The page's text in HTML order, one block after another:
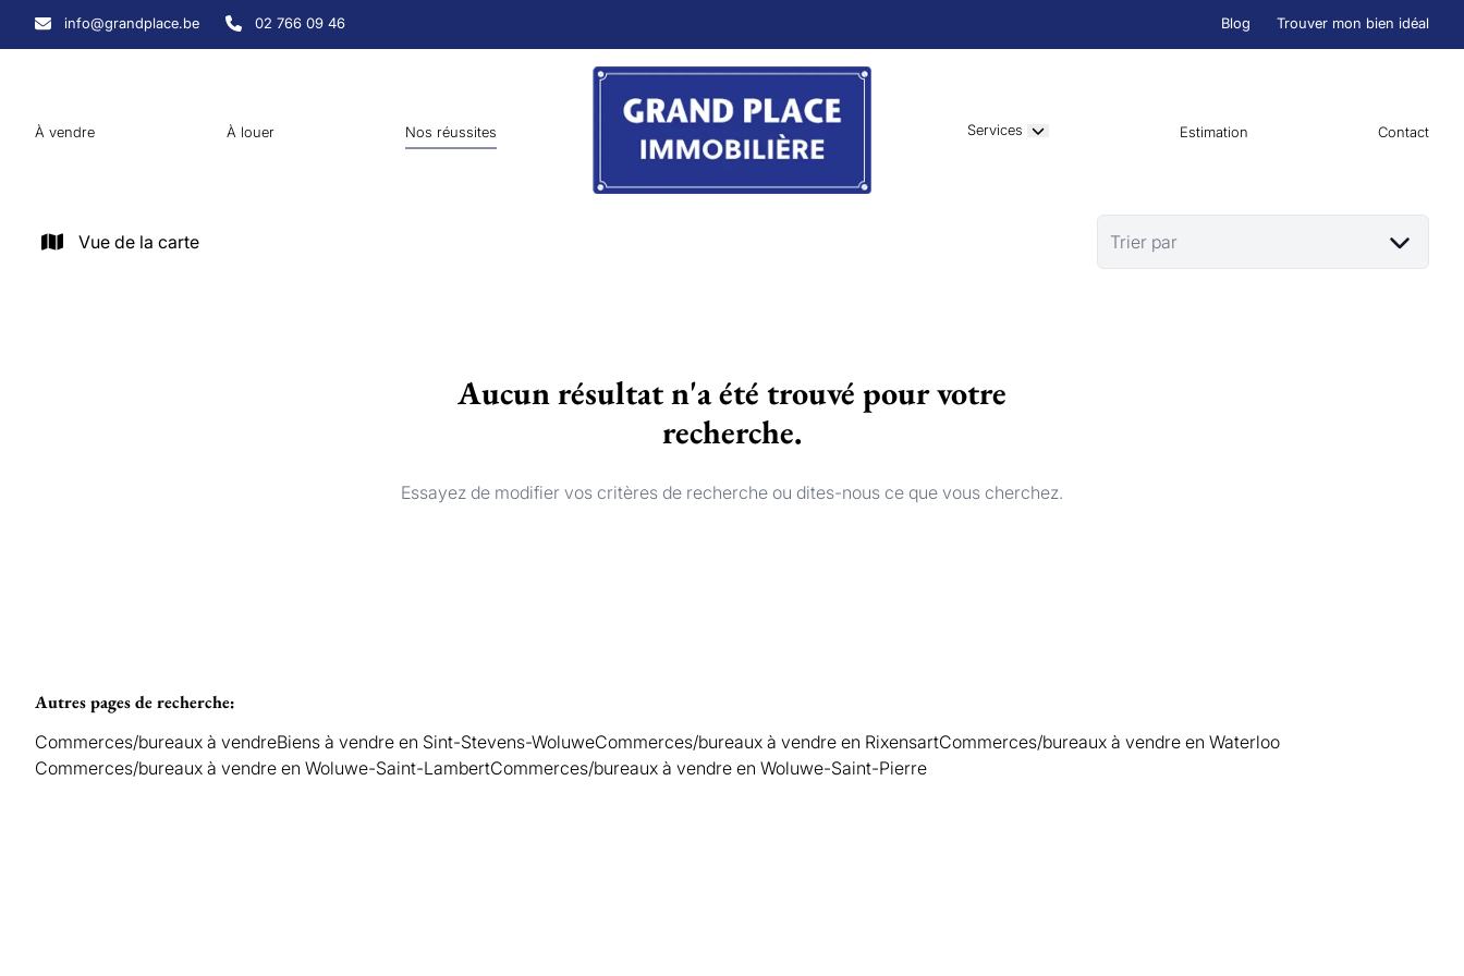
Aller au contenu principal
info@grandplace.be 02 766 09 46 Blog Trouver mon bien idéal
À vendre À louer Nos réussites Services Estimation Contact
Vue de la carte Trier par
Aucun résultat n'a été trouvé pour votre
recherche.
Essayez de modifier vos critères de recherche ou dites-nous ce que vous cherchez.
Autres pages de recherche:
Commerces/bureaux à vendreBiens à vendre en Sint-Stevens-WoluweCommerces/bureaux à vendre en RixensartCommerces/bureaux à vendre en Waterloo
Commerces/bureaux à vendre en Woluwe-Saint-LambertCommerces/bureaux à vendre en Woluwe-Saint-Pierre